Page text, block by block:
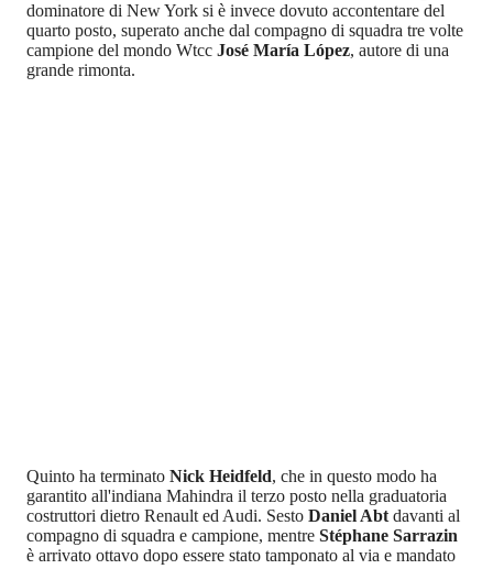
dominatore di New York si è invece dovuto accontentare del
quarto posto, superato anche dal compagno di squadra tre volte
campione del mondo Wtcc José María López, autore di una
grande rimonta.
Quinto ha terminato Nick Heidfeld, che in questo modo ha
garantito all'indiana Mahindra il terzo posto nella graduatoria
costruttori dietro Renault ed Audi. Sesto Daniel Abt davanti al
compagno di squadra e campione, mentre Stéphane Sarrazin
è arrivato ottavo dopo essere stato tamponato al via e mandato